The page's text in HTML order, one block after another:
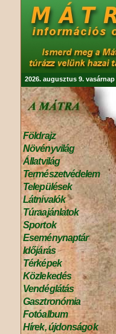
2026. augusztus 9.
Földrajz
Növényvilág
Állatvilág
Természetvédelem
Települések
Látnivalók
Túraajánlatok
Sportok
Eseménynaptár
Időjárás
Térképek
Közlekedés
Vendéglátás
Gasztronómia
Fotóalbum
Hírek, újdonságok